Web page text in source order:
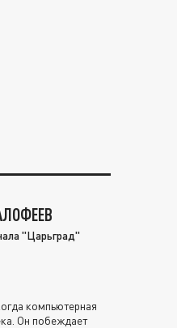
"Царьград"
компьютерная
Он побеждает